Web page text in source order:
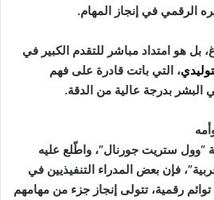
الرقمي في إنجاز المهام.
بل هو امتداد مباشر للتقدم الكبير في
، التي باتت قادرة على فهم
البشر بدرجة عالية من الدقة.
ستريت جورنال”، واطّلع عليه
فإن بعض المدراء التنفيذيين في
توائم رقمية، تتولى إنجاز جزء من مهامهم